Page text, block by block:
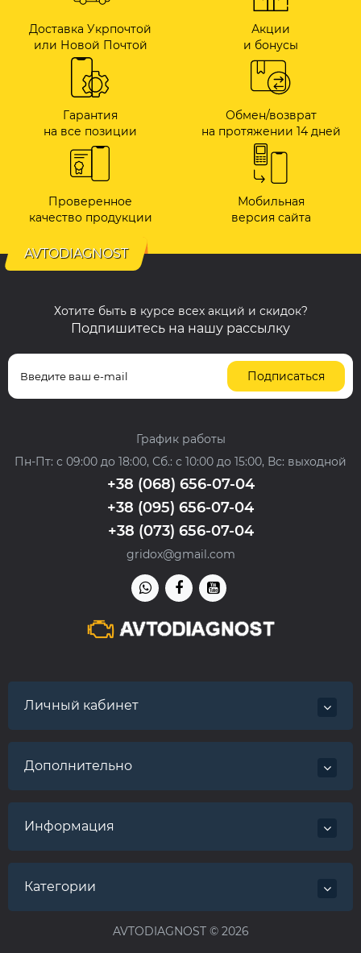
Доставка Укрпочтой
или Новой Почтой
Акции
и бонусы
Гарантия
на все позиции
Обмен/возврат
на протяжении 14 дней
Проверенное
качество продукции
Мобильная
версия сайта
AVTODIAGNOST
Хотите быть в курсе всех акций и скидок?
Подпишитесь на нашу рассылку
Подписаться
График работы
Пн-Пт: с 09:00 до 18:00, Сб.: с 10:00 до 15:00, Вс: выходной
+38 (068) 656-07-04
+38 (095) 656-07-04
+38 (073) 656-07-04
gridox@gmail.com
Личный кабинет
Дополнительно
Информация
Категории
AVTODIAGNOST © 2026